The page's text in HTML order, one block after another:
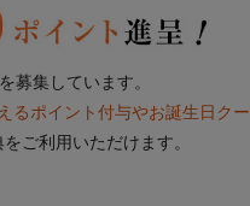
募集しています。
るポイント付与やお誕生日クー
ご利用いただけます。